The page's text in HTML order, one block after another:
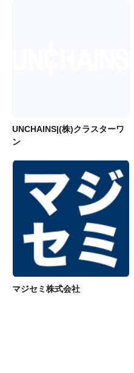
UNCHAINS|(株)クラスターワ
ン
マジセミ株式会社